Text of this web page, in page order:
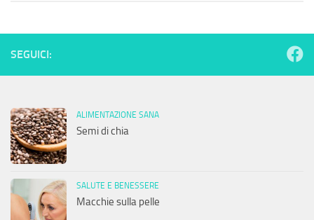
SEGUICI:
ALIMENTAZIONE SANA
Semi di chia
SALUTE E BENESSERE
Macchie sulla pelle